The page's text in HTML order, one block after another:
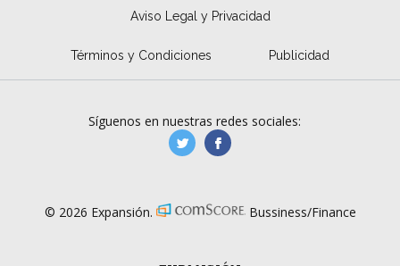
Aviso Legal y Privacidad
Términos y Condiciones Publicidad
Síguenos en nuestras redes sociales:
manufacturaGE
© 2026 Expansión. Bussiness/Finance